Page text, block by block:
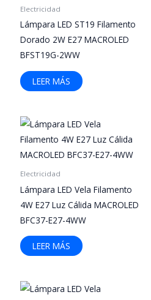
Electricidad
Lámpara LED ST19 Filamento
Dorado 2W E27 MACROLED
BFST19G-2WW
LEER MÁS
Electricidad
Lámpara LED Vela Filamento
4W E27 Luz Cálida MACROLED
BFC37-E27-4WW
LEER MÁS